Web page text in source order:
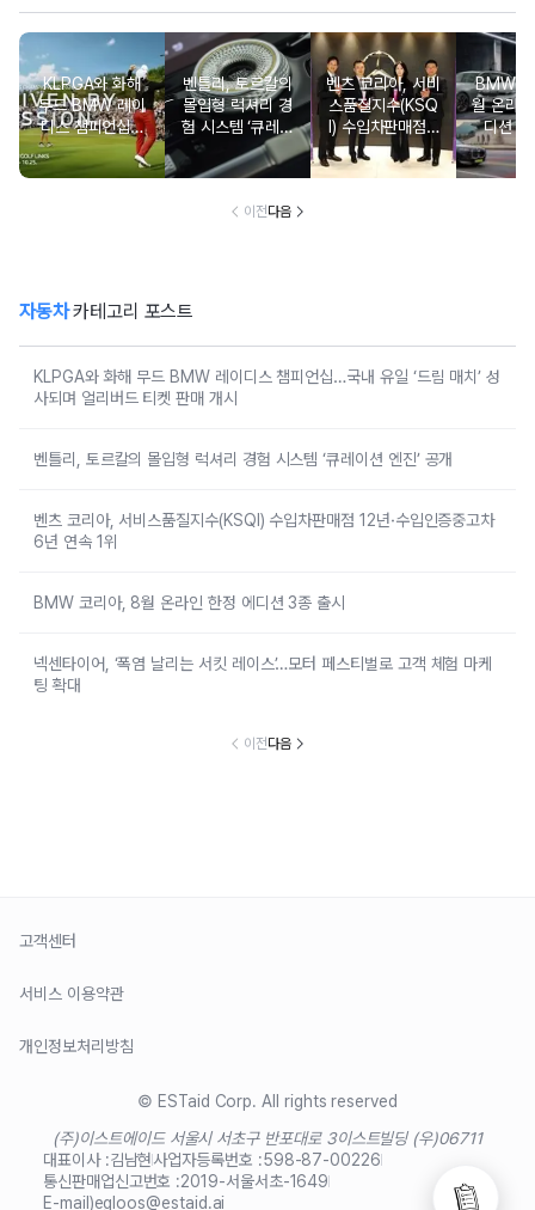
KLPGA와 화해
무드 BMW 레이
디스 챔피언십…
국내 유일 ‘드림
매치’ 성사되며 얼
벤틀리, 토르칼의
몰입형 럭셔리 경
험 시스템 ‘큐레이
션 엔진’ 공개
벤츠 코리아, 서비
스품질지수(KSQ
I) 수입차판매점 1
2년·수입인증중고
차 6년 연속 1위
BMW
월 온라
디션 3
이전다음
자동차카테고리 포스트
KLPGA와 화해 무드 BMW 레이디스 챔피언십…국내 유일 ‘드림 매치’ 성
사되며 얼리버드 티켓 판매 개시
벤틀리, 토르칼의 몰입형 럭셔리 경험 시스템 ‘큐레이션 엔진’ 공개
벤츠 코리아, 서비스품질지수(KSQI) 수입차판매점 12년·수입인증중고차
6년 연속 1위
BMW 코리아, 8월 온라인 한정 에디션 3종 출시
넥센타이어, ‘폭염 날리는 서킷 레이스’…모터 페스티벌로 고객 체험 마케
팅 확대
이전다음
고객센터
서비스 이용약관
개인정보처리방침
© ESTaid Corp. All rights reserved
(주)이스트에이드 서울시 서초구 반포대로 3이스트빌딩 (우)06711
대표이사 :김남현사업자등록번호 :598-87-00226
통신판매업신고번호 :2019-서울서초-1649
E-mail)egloos@estaid.ai